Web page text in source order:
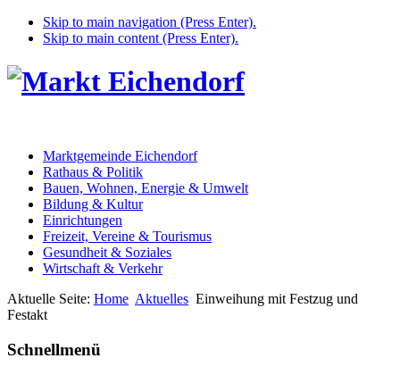
Skip to main navigation (Press Enter).
Skip to main content (Press Enter).
Marktgemeinde Eichendorf
Rathaus & Politik
Bauen, Wohnen, Energie & Umwelt
Bildung & Kultur
Einrichtungen
Freizeit, Vereine & Tourismus
Gesundheit & Soziales
Wirtschaft & Verkehr
Aktuelle Seite: Home Aktuelles Einweihung mit Festzug und
Festakt
Schnellmenü